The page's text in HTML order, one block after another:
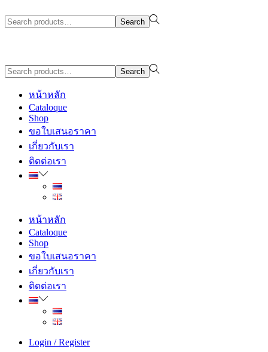
Search
for:>
Search
Search
for:>
Search
หน้าหลัก
Cataloque
Shop
ขอใบเสนอราคา
เกี่ยวกับเรา
ติดต่อเรา
หน้าหลัก
Cataloque
Shop
ขอใบเสนอราคา
เกี่ยวกับเรา
ติดต่อเรา
Login / Register